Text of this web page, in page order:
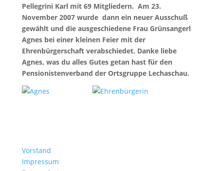
Pellegrini Karl mit 69 Mitgliedern. Am 23.
November 2007 wurde dann ein neuer Ausschuß
gewählt und die ausgeschiedene Frau Grünsangerl
Agnes bei einer kleinen Feier mit der
Ehrenbürgerschaft verabschiedet. Danke liebe
Agnes, was du alles Gutes getan hast für den
Pensionistenverband der Ortsgruppe Lechaschau.
Vorstand
Impressum